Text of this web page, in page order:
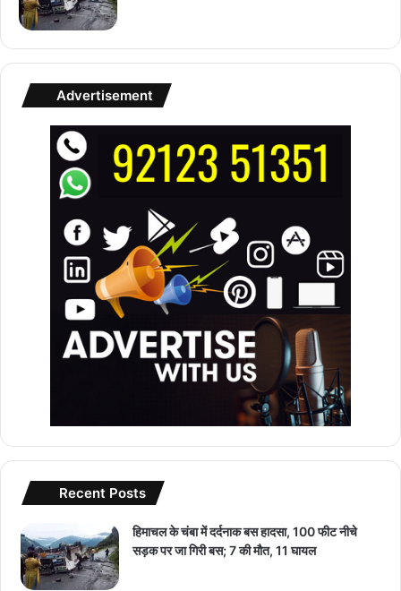
Advertisement
Recent Posts
हिमाचल के चंबा में दर्दनाक बस हादसा, 100 फीट नीचे
सड़क पर जा गिरी बस; 7 की मौत, 11 घायल